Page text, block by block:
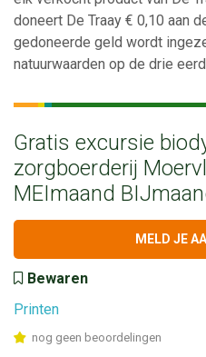
doneert De Traay € 0,10 aan
gedoneerde geld wordt
natuurwaarden op de drie
Gratis excursie
zorgboerderij
MEImaand
MELD JE
Bewaren
Printen
nog geen beoordelingen